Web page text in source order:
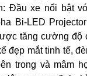
Đầu xe nổi bật
Bi-LED
tăng cường độ
đẹp mắt tinh tế,
trong và mâm